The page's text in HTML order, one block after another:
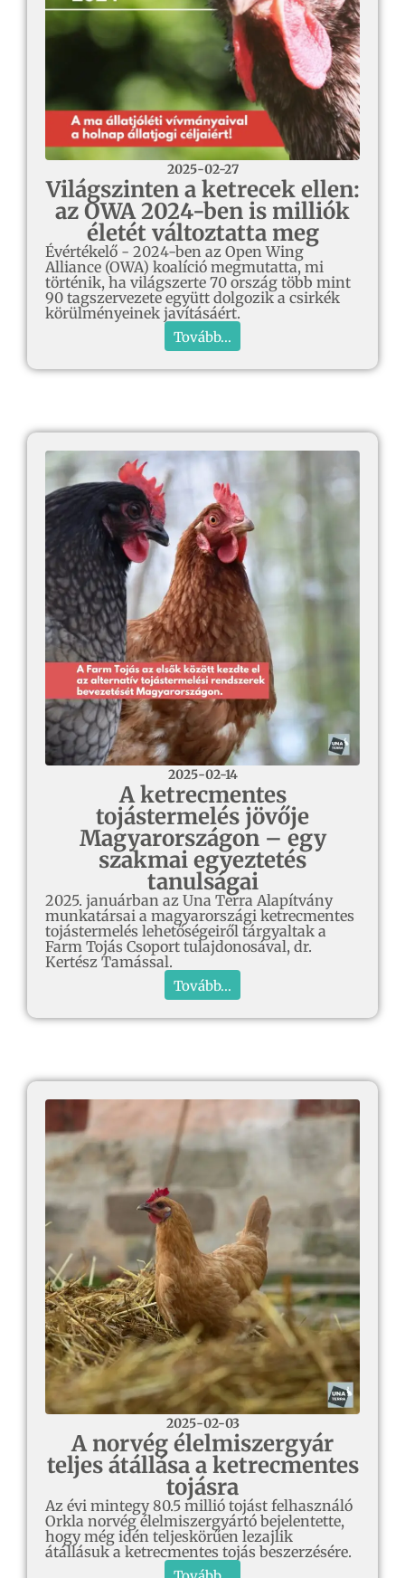
2025-02-27
Világszinten a ketrecek ellen:
az OWA 2024-ben is milliók
életét változtatta meg
Évértékelő - 2024-ben az Open Wing
Alliance (OWA) koalíció megmutatta, mi
történik, ha világszerte 70 ország több mint
90 tagszervezete együtt dolgozik a csirkék
körülményeinek javításáért.
Tovább...
2025-02-14
A ketrecmentes
tojástermelés jövője
Magyarországon – egy
szakmai egyeztetés
tanulságai
2025. januárban az Una Terra Alapítvány
munkatársai a magyarországi ketrecmentes
tojástermelés lehetőségeiről tárgyaltak a
Farm Tojás Csoport tulajdonosával, dr.
Kertész Tamással.
Tovább...
2025-02-03
A norvég élelmiszergyár
teljes átállása a ketrecmentes
tojásra
Az évi mintegy 80.5 millió tojást felhasználó
Orkla norvég élelmiszergyártó bejelentette,
hogy még idén teljeskörűen lezajlik
átállásuk a ketrecmentes tojás beszerzésére.